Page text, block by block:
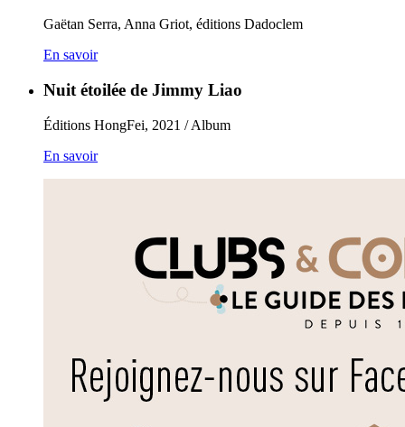
Gaëtan Serra, Anna Griot, éditions Dadoclem
En savoir
Nuit étoilée de Jimmy Liao
Éditions HongFei, 2021 / Album
En savoir